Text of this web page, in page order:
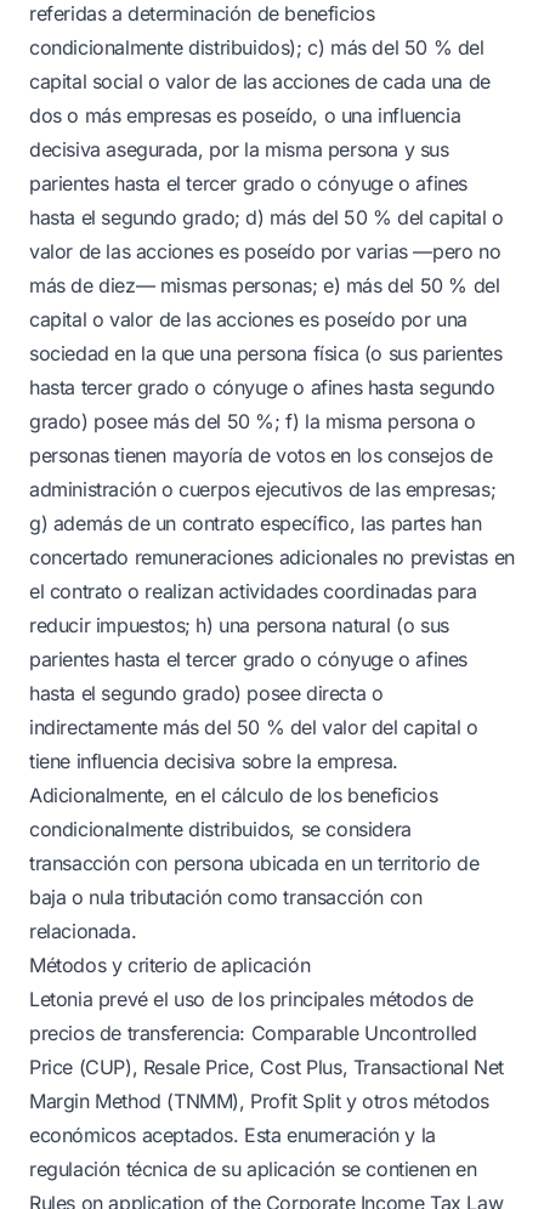
referidas a determinación de beneficios
condicionalmente distribuidos); c) más del 50 % del
capital social o valor de las acciones de cada una de
dos o más empresas es poseído, o una influencia
decisiva asegurada, por la misma persona y sus
parientes hasta el tercer grado o cónyuge o afines
hasta el segundo grado; d) más del 50 % del capital o
valor de las acciones es poseído por varias —pero no
más de diez— mismas personas; e) más del 50 % del
capital o valor de las acciones es poseído por una
sociedad en la que una persona física (o sus parientes
hasta tercer grado o cónyuge o afines hasta segundo
grado) posee más del 50 %; f) la misma persona o
personas tienen mayoría de votos en los consejos de
administración o cuerpos ejecutivos de las empresas;
g) además de un contrato específico, las partes han
concertado remuneraciones adicionales no previstas en
el contrato o realizan actividades coordinadas para
reducir impuestos; h) una persona natural (o sus
parientes hasta el tercer grado o cónyuge o afines
hasta el segundo grado) posee directa o
indirectamente más del 50 % del valor del capital o
tiene influencia decisiva sobre la empresa.
Adicionalmente, en el cálculo de los beneficios
condicionalmente distribuidos, se considera
transacción con persona ubicada en un territorio de
baja o nula tributación como transacción con
relacionada.
Métodos y criterio de aplicación
Letonia prevé el uso de los principales métodos de
precios de transferencia: Comparable Uncontrolled
Price (CUP), Resale Price, Cost Plus, Transactional Net
Margin Method (TNMM), Profit Split y otros métodos
económicos aceptados. Esta enumeración y la
regulación técnica de su aplicación se contienen en
Rules on application of the Corporate Income Tax Law